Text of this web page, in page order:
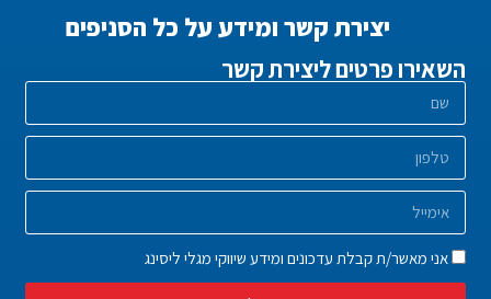
יצירת קשר ומידע על כל הסניפים
השאירו פרטים ליצירת קשר
אני מאשר/ת קבלת עדכונים ומידע שיווקי מגלי ליסינג